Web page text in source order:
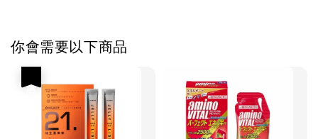
你會需要以下商品